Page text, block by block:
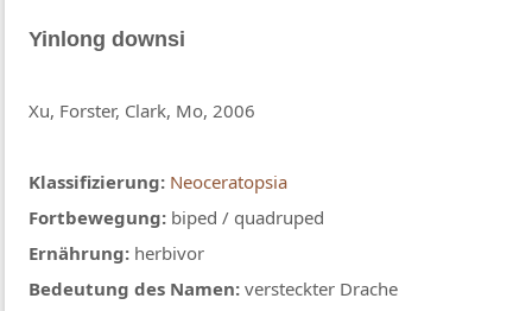
Yinlong downsi
Xu, Forster, Clark, Mo, 2006
Klassifizierung: Neoceratopsia
Fortbewegung: biped / quadruped
Ernährung: herbivor
Bedeutung des Namen: versteckter Drache